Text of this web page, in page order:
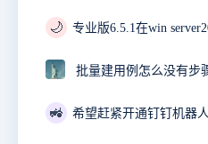
🌙
批量建用例怎么没有步
🚜